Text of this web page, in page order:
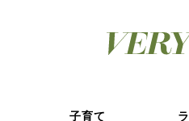
子育て